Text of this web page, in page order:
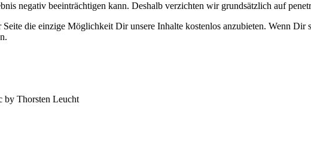
negativ beeinträchtigen kann. Deshalb verzichten wir grundsätzlich auf
die einzige Möglichkeit Dir unsere Inhalte kostenlos anzubieten. Wenn
by Thorsten Leucht